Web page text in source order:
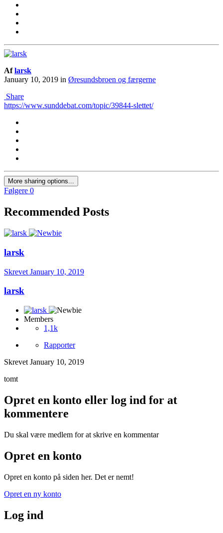
Aflarsk
January 10, 2019 in Øresundsbroen og færgerne
Share
https://www.sunddebat.com/topic/39844-slettet/
More sharing options...
Følgere 0
Recommended Posts
larsk
Skrevet January 10, 2019
larsk
Members
1,1k
Rapporter
Skrevet January 10, 2019
tomt
Opret en konto eller log ind for at
kommentere
Du skal være medlem for at skrive en kommentar
Opret en konto
Opret en konto på siden her. Det er nemt!
Opret en ny konto
Log ind